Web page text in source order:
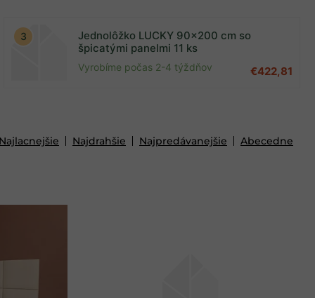
Jednolôžko LUCKY 90x200 cm so
špicatými panelmi 11 ks
Vyrobíme počas 2-4 týždňov €422,81
Najlacnejšie Najdrahšie Najpredávanejšie Abecedne